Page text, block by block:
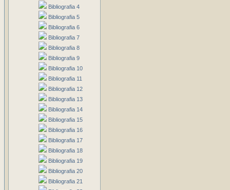
Bibliografia 4
Bibliografia 5
Bibliografia 6
Bibliografia 7
Bibliografia 8
Bibliografia 9
Bibliografia 10
Bibliografia 11
Bibliografia 12
Bibliografia 13
Bibliografia 14
Bibliografia 15
Bibliografia 16
Bibliografia 17
Bibliografia 18
Bibliografia 19
Bibliografia 20
Bibliografia 21